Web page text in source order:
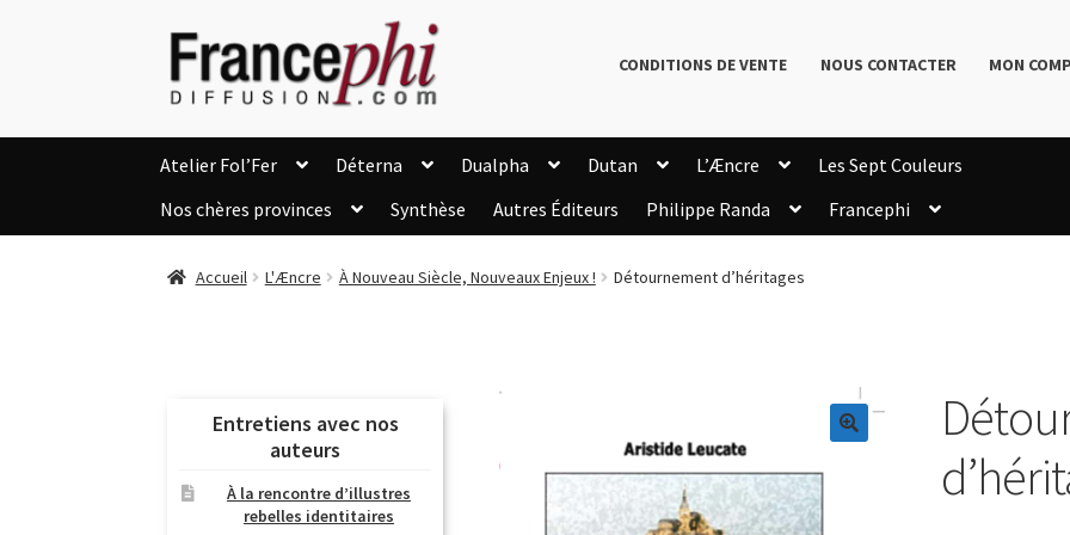
Aller
la
Aller
au
contenu
CONDITIONS DE VENTE NOUS CONTACTER MON
Atelier Fol’Fer Déterna Dualpha Dutan L’Æncre
Les Sept Couleurs
Nos chères provinces
Synthèse Autres Éditeurs Philippe Randa
Francephi
Suivi de la Commande
Accueil L'Æncre À Nouveau Siècle, Nouveaux Enjeux ! Détournement d’héritages
Entretiens avec nos
auteurs
À la rencontre d’illustres
rebelles identitaires